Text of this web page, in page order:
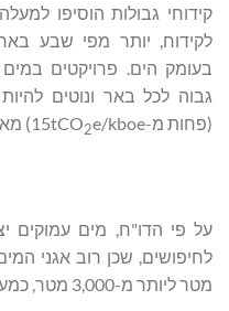
לקידוח, יותר מפי שבע
בעומק הים. פרויקטים
גבוה לכל באר ונוטים
(פחות מ-15tCO
2e/kboe) מאשר פרויקטי מדף ויבשה.
על פי הדו"ח, מים עמוקים
מטר ליותר מ-3,000 מטר, כמעט ולא נקדחים.